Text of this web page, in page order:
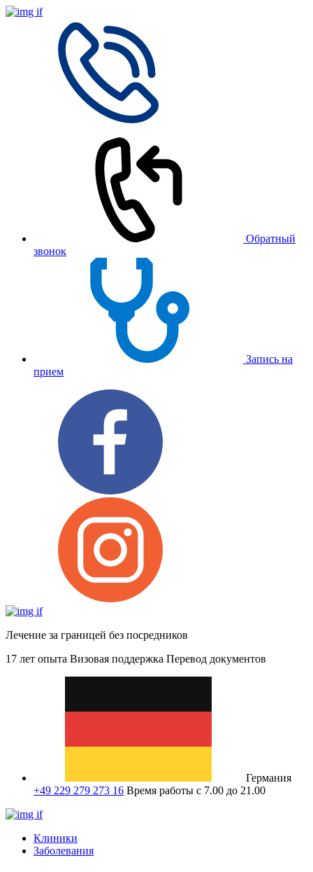
Обратный
звонок
Запись на
прием
Лечение за границей без посредников
17 лет опыта Визовая поддержка Перевод документов
Германия
+49 229 279 273 16 Время работы с 7.00 до 21.00
Клиники
Заболевания